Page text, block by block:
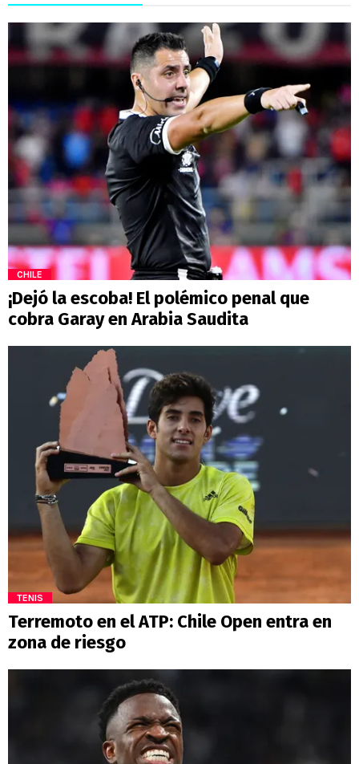
CHILE
¡Dejó la escoba! El polémico penal que
cobra Garay en Arabia Saudita
TENIS
Terremoto en el ATP: Chile Open entra en
zona de riesgo